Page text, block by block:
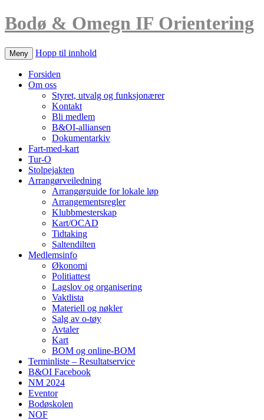
Bodø & Omegn IF Orientering
Meny Hopp til innhold
Forsiden
Om oss
Styret, utvalg og funksjonærer
Kontakt
Bli medlem
B&OI-alliansen
Dokumentarkiv
Fart-med-kart
Tur-O
Stolpejakten
Arrangørveiledning
Arrangørguide for lokale løp
Arrangementsregler
Klubbmesterskap
Kart/OCAD
Tidtaking
Saltendilten
Medlemsinfo
Økonomi
Politiattest
Lagslov og organisering
Vaktlista
Materiell og nøkler
Salg av o-tøy
Avtaler
Kart
BOM og online-BOM
Terminliste – Resultatservice
B&OI Facebook
NM 2024
Eventor
Bodøskolen
NOF